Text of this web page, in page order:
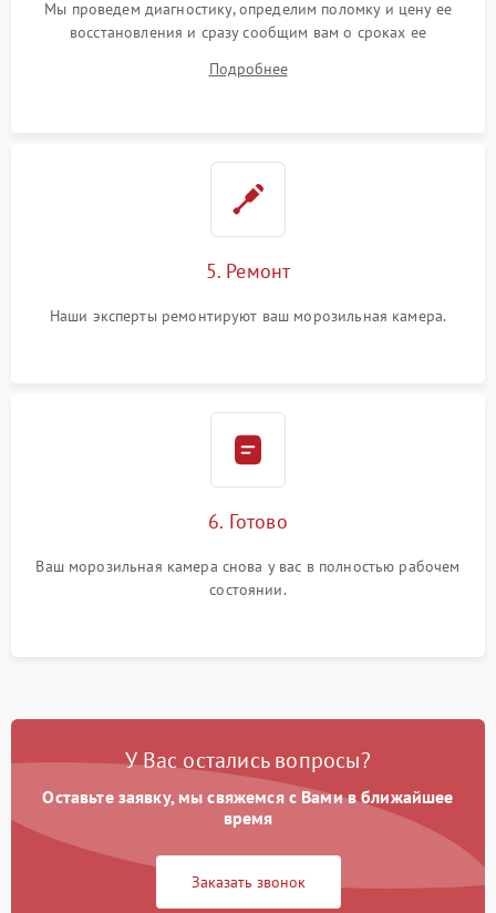
Мы проведем диагностику, определим поломку и цену ее
восстановления и сразу сообщим вам о сроках ее
Подробнее
5. Ремонт
Наши эксперты ремонтируют ваш морозильная камера.
6. Готово
Ваш морозильная камера снова у вас в полностью рабочем
состоянии.
У Вас остались вопросы?
Оставьте заявку, мы свяжемся с Вами в ближайшее
время
Заказать звонок